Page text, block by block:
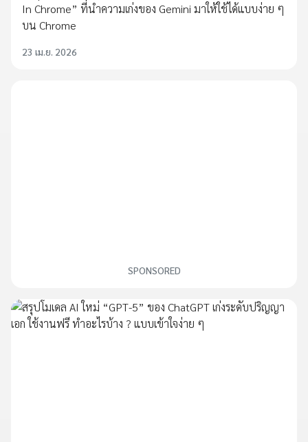
In Chrome” ที่นำความเก่งของ Gemini มาให้ใช้ได้แบบง่าย ๆ
บน Chrome
23 เม.ย. 2026
SPONSORED